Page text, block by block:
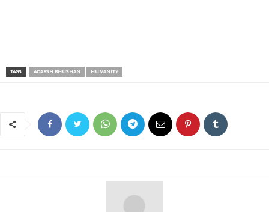
TAGS ADARSH BHUSHAN HUMANITY